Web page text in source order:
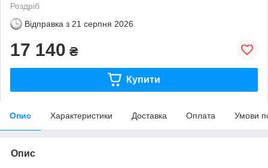
Роздріб
Відправка з 21 серпня 2026
17 140 ₴
Купити
Опис Характеристики Доставка Оплата Умови
Опис